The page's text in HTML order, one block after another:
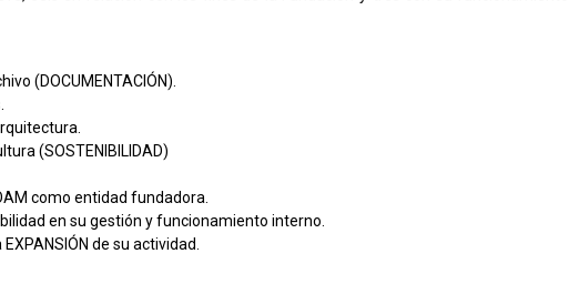
(DOCUMENTACIÓN).
(SOSTENIBILIDAD)
como entidad fundadora.
en su gestión y funcionamiento interno.
de su actividad.